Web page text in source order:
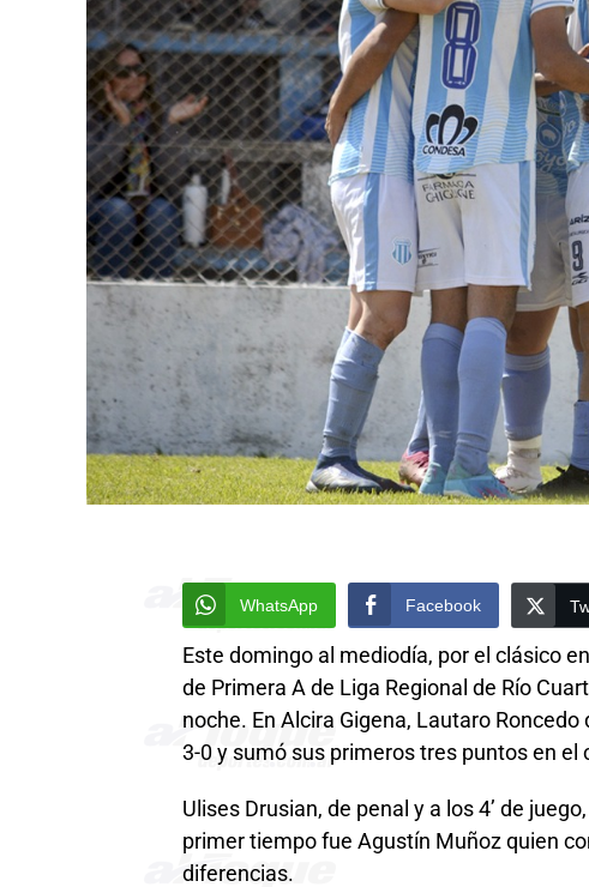
WhatsApp Facebook
Este domingo al mediodía, por el clásico
de Primera A de Liga Regional de Río
noche. En Alcira Gigena, Lautaro
3-0 y sumó sus primeros tres puntos en el
Ulises Drusian, de penal y a los 4’ de
primer tiempo fue Agustín Muñoz quien
diferencias.